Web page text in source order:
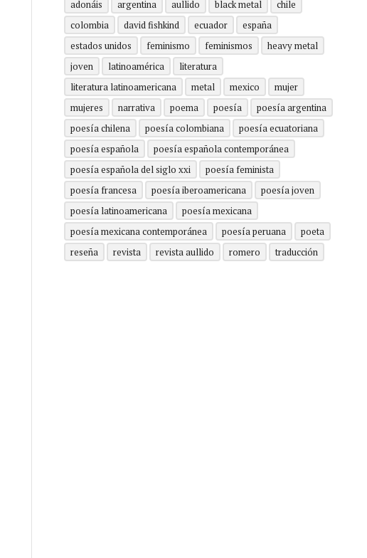
adonáis argentina aullido black metal
chile
colombia
david fishkind ecuador
españa
estados unidos
feminismo feminismos
heavy metal
joven
latinoamérica
literatura
literatura latinoamericana
metal mexico
mujer
mujeres
narrativa poema poesía
poesía argentina
poesía chilena
poesía colombiana
poesía ecuatoriana
poesía española
poesía española contemporánea
poesía española del siglo xxi
poesía feminista
poesía francesa
poesía iberoamericana
poesía joven
poesía latinoamericana
poesía mexicana
poesía mexicana contemporánea
poesía peruana
poeta
reseña
revista revista aullido romero traducción